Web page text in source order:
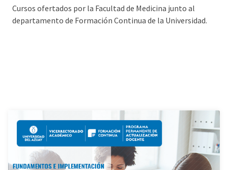
Cursos ofertados por la Facultad de Medicina junto al
departamento de Formación Continua de la Universidad.